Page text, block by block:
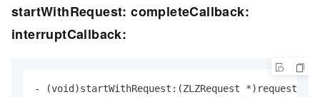
startWithRequest: completeCallback:
interruptCallback:
- (void)startWithRequest:(ZLZRequest *)request